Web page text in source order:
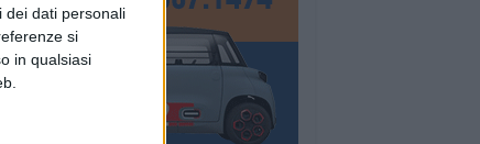
dei dati personali
si
in qualsiasi